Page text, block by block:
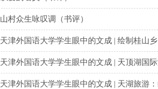
山村众生咏叹调（书评）
天津外国语大学学生眼中的文成 | 绘制桂
高山小镇发展典范
天津外国语大学学生眼中的文成 | 天顶湖国
力乡村振兴
天津外国语大学学生眼中的文成 | 天湖旅游